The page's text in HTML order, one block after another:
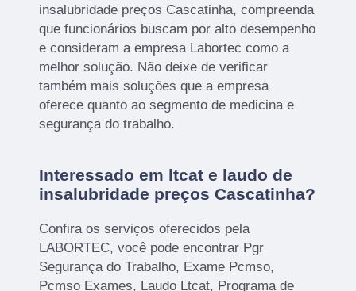
insalubridade preços Cascatinha, compreenda
que funcionários buscam por alto desempenho
e consideram a empresa Labortec como a
melhor solução. Não deixe de verificar
também mais soluções que a empresa
oferece quanto ao segmento de medicina e
segurança do trabalho.
Interessado em ltcat e laudo de
insalubridade preços Cascatinha?
Confira os serviços oferecidos pela
LABORTEC, você pode encontrar Pgr
Segurança do Trabalho, Exame Pcmso,
Pcmso Exames, Laudo Ltcat, Programa de